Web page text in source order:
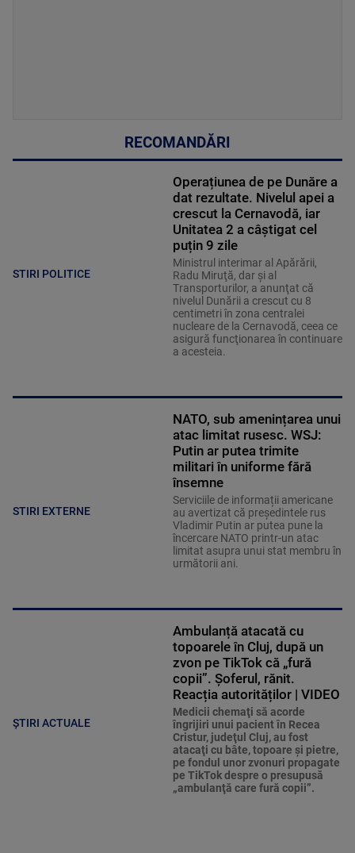
RECOMANDĂRI
STIRI POLITICE
Operațiunea de pe Dunăre a
dat rezultate. Nivelul apei a
crescut la Cernavodă, iar
Unitatea 2 a câștigat cel
puțin 9 zile
Ministrul interimar al Apărării,
Radu Miruţă, dar şi al
Transporturilor, a anunţat că
nivelul Dunării a crescut cu 8
centimetri în zona centralei
nucleare de la Cernavodă, ceea ce
asigură funcţionarea în continuare
a acesteia.
STIRI EXTERNE
NATO, sub amenințarea unui
atac limitat rusesc. WSJ:
Putin ar putea trimite
militari în uniforme fără
însemne
Serviciile de informații americane
au avertizat că președintele rus
Vladimir Putin ar putea pune la
încercare NATO printr-un atac
limitat asupra unui stat membru în
următorii ani.
ȘTIRI ACTUALE
Ambulanță atacată cu
topoarele în Cluj, după un
zvon pe TikTok că „fură
copii”. Șoferul, rănit.
Reacția autorităților | VIDEO
Medicii chemaţi să acorde
îngrijiri unui pacient în Recea
Cristur, judeţul Cluj, au fost
atacaţi cu bâte, topoare şi pietre,
pe fondul unor zvonuri propagate
pe TikTok despre o presupusă
„ambulanţă care fură copii”.